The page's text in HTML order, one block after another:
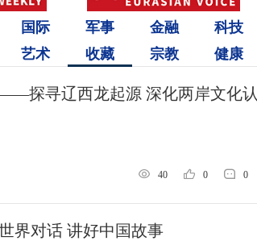
国际 军事 金融 科技
艺术 收藏 宗教 健康
探寻辽西龙起源 深化两岸文化认
40 0 0
界对话 讲好中国故事